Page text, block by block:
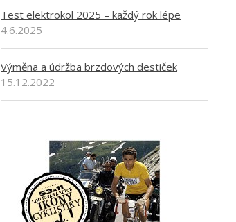
Test elektrokol 2025 – každý rok lépe
4.6.2025
Výměna a údržba brzdových destiček
15.12.2022